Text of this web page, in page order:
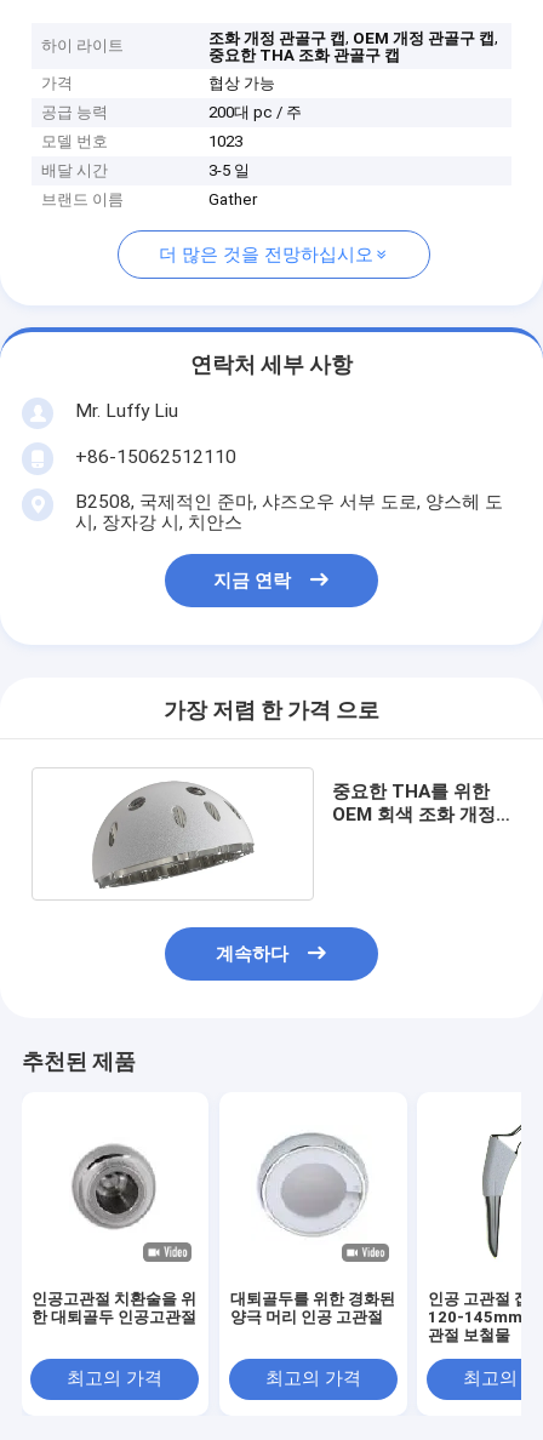
하이 라이트 조화 개정 관골구 캡, OEM 개정 관골구 캡,
중요한 THA 조화 관골구 캡
가격
협상 가능
공급 능력
200대 pc / 주
모델 번호
1023
배달 시간
3-5 일
브랜드 이름
Gather
더 많은 것을 전망하십시오
연락처 세부 사항
Mr. Luffy Liu
+86-15062512110
B2508, 국제적인 준마, 샤즈오우 서부 도로, 양스헤 도
시, 장자강 시, 치안스
지금 연락
가장 저렴 한 가격 으로
중요한 THA를 위한
OEM 회색 조화 개정
계속하다
추천된 제품
인공고관절 치환술을 위
한 대퇴골두 인공고관절
최고의 가격
대퇴골두를 위한 경화된
양극 머리 인공 고관절
최고의 가격
인공 고관절 접
120-145mm
관절 보철물
최고의